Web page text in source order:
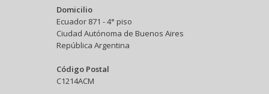
Domicilio
Ecuador 871 - 4° piso
Ciudad Autónoma de Buenos Aires
República Argentina
Código Postal
C1214ACM